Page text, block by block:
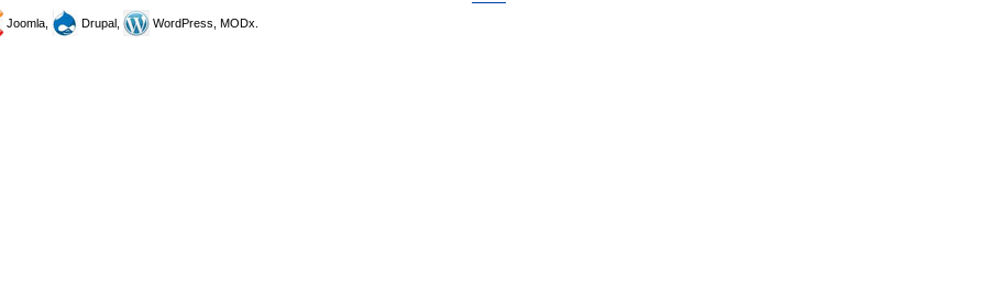
Joomla, Drupal, WordPress, MODx.